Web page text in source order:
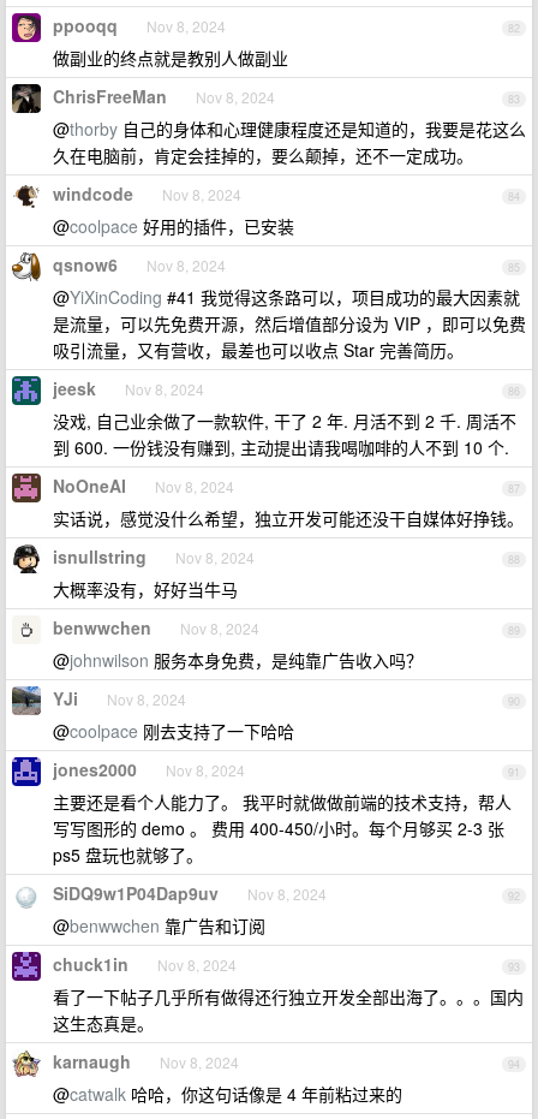
82
ppooqq Nov 8, 2024
做副业的终点就是教别人做副业
83
ChrisFreeMan Nov 8, 2024
@thorby 自己的身体和心理健康程度还是知道的，我要是花这么
久在电脑前，肯定会挂掉的，要么颠掉，还不一定成功。
84
windcode Nov 8, 2024
@coolpace 好用的插件，已安装
85
qsnow6 Nov 8, 2024
@YiXinCoding #41 我觉得这条路可以，项目成功的最大因素就
是流量，可以先免费开源，然后增值部分设为 VIP ，即可以免费
吸引流量，又有营收，最差也可以收点 Star 完善简历。
86
jeesk Nov 8, 2024
没戏, 自己业余做了一款软件, 干了 2 年. 月活不到 2 千. 周活不
到 600. 一份钱没有赚到, 主动提出请我喝咖啡的人不到 10 个.
87
NoOneAI Nov 8, 2024
实话说，感觉没什么希望，独立开发可能还没干自媒体好挣钱。
88
isnullstring Nov 8, 2024
大概率没有，好好当牛马
89
benwwchen Nov 8, 2024
@johnwilson 服务本身免费，是纯靠广告收入吗？
90
YJi Nov 8, 2024
@coolpace 刚去支持了一下哈哈
91
jones2000 Nov 8, 2024
主要还是看个人能力了。 我平时就做做前端的技术支持，帮人
写写图形的 demo 。 费用 400-450/小时。每个月够买 2-3 张
ps5 盘玩也就够了。
92
SiDQ9w1P04Dap9uv Nov 8, 2024
@benwwchen 靠广告和订阅
93
chuck1in Nov 8, 2024
看了一下帖子几乎所有做得还行独立开发全部出海了。。。国内
这生态真是。
94
karnaugh Nov 8, 2024
@catwalk 哈哈，你这句话像是 4 年前粘过来的